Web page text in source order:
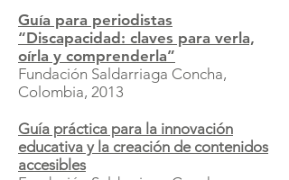
Guía para periodistas
“Discapacidad: claves para verla,
oírla y comprenderla”
Fundación Saldarriaga Concha,
Colombia, 2013
Guía práctica para la innovación
educativa y la creación de contenidos
accesibles